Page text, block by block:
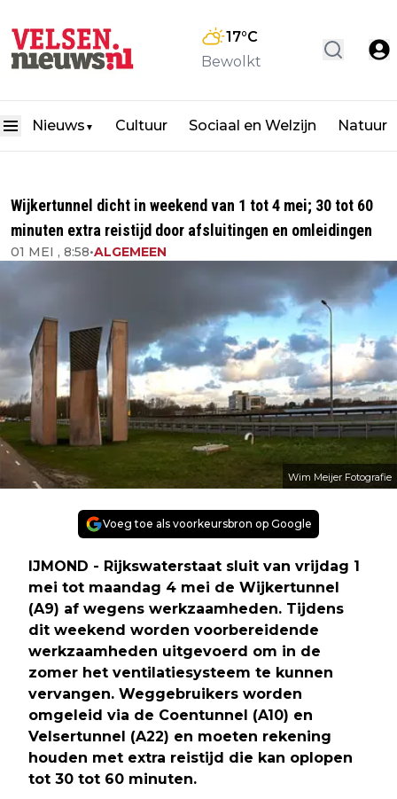
17°C
Bewolkt
Nieuws ▼ Cultuur Sociaal en Welzijn Natuur
Wijkertunnel dicht in weekend van 1 tot 4 mei; 30 tot 60
minuten extra reistijd door afsluitingen en omleidingen
01 MEI , 8:58•ALGEMEEN
Wim Meijer Fotografie
Voeg toe als voorkeursbron op Google
IJMOND - Rijkswaterstaat sluit van vrijdag 1
mei tot maandag 4 mei de Wijkertunnel
(A9) af wegens werkzaamheden. Tijdens
dit weekend worden voorbereidende
werkzaamheden uitgevoerd om in de
zomer het ventilatiesysteem te kunnen
vervangen. Weggebruikers worden
omgeleid via de Coentunnel (A10) en
Velsertunnel (A22) en moeten rekening
houden met extra reistijd die kan oplopen
tot 30 tot 60 minuten.